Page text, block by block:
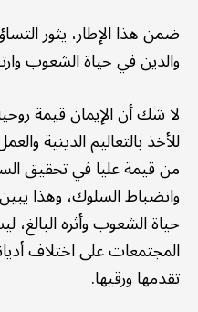
ضمن هذا الإطار، يثور
والدين في حياة الشعوب
لا شك أن الإيمان قيمة
للأخذ بالتعاليم الدينية
من قيمة عليا في تحقيق
وانضباط السلوك، وهذا
حياة الشعوب وأثره
المجتمعات على اختلاف
تقدمها ورقيها.